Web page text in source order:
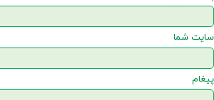
سایت شما
پیغام